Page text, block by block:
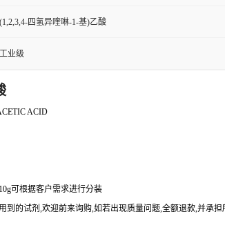
(1,2,3,4-四氢异喹啉-1-基)乙酸
工业级
ACID
可根据客户需求进行分装
到的试剂 ,欢迎前来询购,如若出现质量问题,全额退款,并承担